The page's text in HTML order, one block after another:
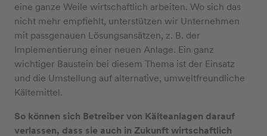
eine ganze Weile wirtschaftlich arbeiten. Wo sich das
nicht mehr empfiehlt, unterstützen wir Unternehmen
mit passgenauen Lösungsansätzen, z. B. der
Implementierung einer neuen Anlage. Ein ganz
wichtiger Baustein bei diesem Thema ist der Einsatz
und die Umstellung auf alternative, umweltfreundliche
Kältemittel.
So können sich Betreiber von Kälteanlagen darauf
verlassen, dass sie auch in Zukunft wirtschaftlich